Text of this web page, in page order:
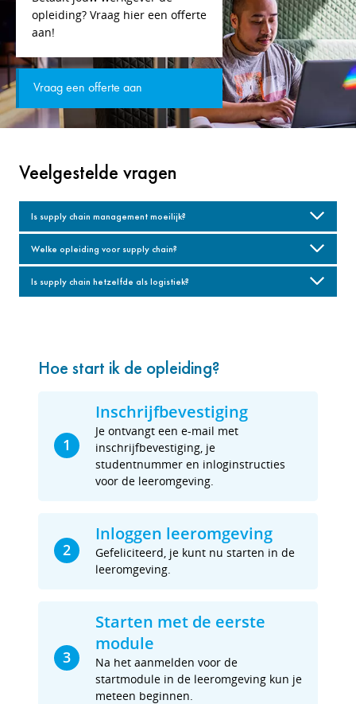
opleiding? Vraag hier een offerte
aan!
Vraag een offerte aan
Veelgestelde vragen
Is supply chain management moeilijk?
Welke opleiding voor supply chain?
Is supply chain hetzelfde als logistiek?
Hoe start ik de opleiding?
1
Inschrijfbevestiging
Je ontvangt een e-mail met
inschrijfbevestiging, je
studentnummer en inloginstructies
voor de leeromgeving.
2
Inloggen leeromgeving
Gefeliciteerd, je kunt nu starten in de
leeromgeving.
3
Starten met de eerste
module
Na het aanmelden voor de
startmodule in de leeromgeving kun je
meteen beginnen.